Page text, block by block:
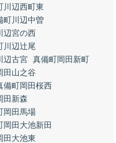
川辺西町東
町川辺中曽
辺宮の西
川辺辻尾
辺古宮
真備町岡田新町
田山之谷
備町岡田桜西
田新森
岡田馬場
岡田大池新田
田大池東